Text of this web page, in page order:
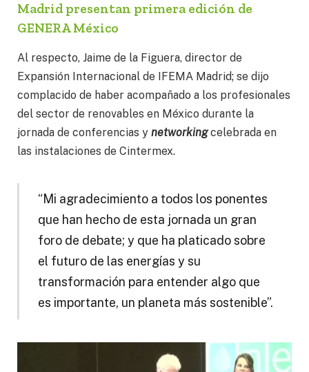
Madrid presentan primera edición de
GENERA México
Al respecto, Jaime de la Figuera, director de
Expansión Internacional de IFEMA Madrid; se dijo
complacido de haber acompañado a los profesionales
del sector de renovables en México durante la
jornada de conferencias y networking celebrada en
las instalaciones de Cintermex.
“Mi agradecimiento a todos los ponentes
que han hecho de esta jornada un gran
foro de debate; y que ha platicado sobre
el futuro de las energías y su
transformación para entender algo que
es importante, un planeta más sostenible”.